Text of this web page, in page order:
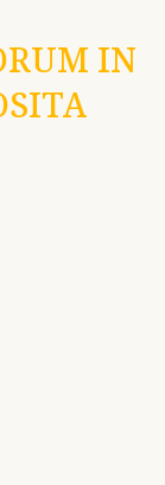
IN